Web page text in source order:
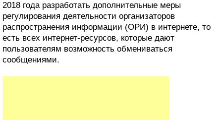
2018 года разработать дополнительные меры
регулирования деятельности организаторов
распространения информации (ОРИ) в интернете, то
есть всех интернет-ресурсов, которые дают
пользователям возможность обмениваться
сообщениями.